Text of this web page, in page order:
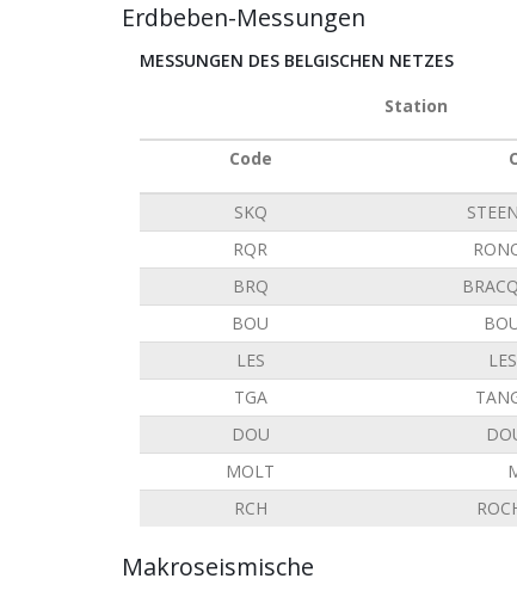
Erdbeben-Messungen
MESSUNGEN DES BELGISCHEN NETZES
Station
Code
SKQ
RQR
BRQ
BOU
LES
TGA
DOU
MOLT
RCH
Makroseismische